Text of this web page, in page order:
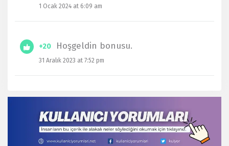
1 Ocak 2024 at 6:09 am
+20 Hoşgeldin bonusu.
31 Aralık 2023 at 7:52 pm